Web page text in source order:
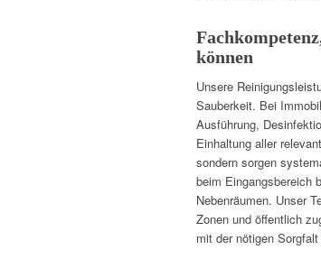
können
Unsere
Sauberkeit. Bei
Ausführung,
Einhaltung aller
sondern sorgen
beim Eingangsbereich
Nebenräumen. Unser
Zonen und öffentlich
mit der nötigen